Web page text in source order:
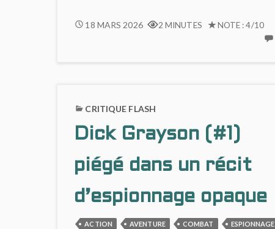
GRAYSON
S’Y
PERD
18 MARS 2026 2 MINUTES
NOTE : 4/10
CRITIQUE FLASH
Dick Grayson (#1)
piégé dans un récit
d’espionnage opaque
ACTION AVENTURE COMBAT
ESPIONNAGE